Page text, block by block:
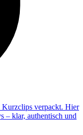
verpackt. Hier
– klar, authentisch und